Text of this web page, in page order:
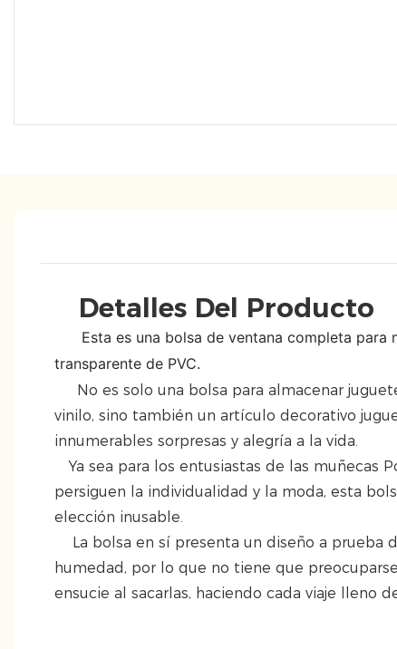
Detalles Del Producto
Esta es una bolsa de ventana completa para
transparente de PVC.
No es solo una bolsa para almacenar
vinilo, sino también un artículo decorativo
innumerables sorpresas y alegría a la vida.
Ya sea para los entusiastas de las muñecas
persiguen la individualidad y la moda, esta
elección inusable.
La bolsa en sí presenta un diseño a prueba
humedad, por lo que no tiene que
ensucie al sacarlas, haciendo cada viaje lleno